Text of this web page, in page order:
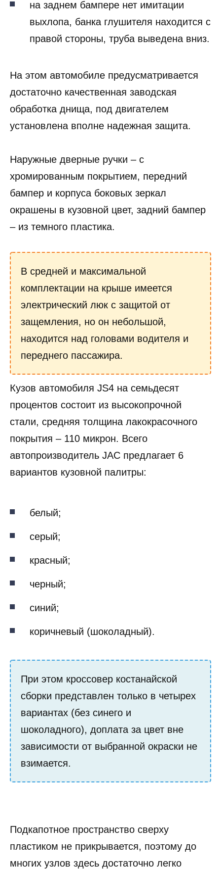
на заднем бампере нет имитации
выхлопа, банка глушителя находится с
правой стороны, труба выведена вниз.
На этом автомобиле предусматривается
достаточно качественная заводская
обработка днища, под двигателем
установлена вполне надежная защита.
Наружные дверные ручки – с
хромированным покрытием, передний
бампер и корпуса боковых зеркал
окрашены в кузовной цвет, задний бампер
– из темного пластика.
В средней и максимальной
комплектации на крыше имеется
электрический люк с защитой от
защемления, но он небольшой,
находится над головами водителя и
переднего пассажира.
Кузов автомобиля JS4 на семьдесят
процентов состоит из высокопрочной
стали, средняя толщина лакокрасочного
покрытия – 110 микрон. Всего
автопроизводитель JAC предлагает 6
вариантов кузовной палитры:
белый;
серый;
красный;
черный;
синий;
коричневый (шоколадный).
При этом кроссовер костанайской
сборки представлен только в четырех
вариантах (без синего и
шоколадного), доплата за цвет вне
зависимости от выбранной окраски не
взимается.
Подкапотное пространство сверху
пластиком не прикрывается, поэтому до
многих узлов здесь достаточно легко